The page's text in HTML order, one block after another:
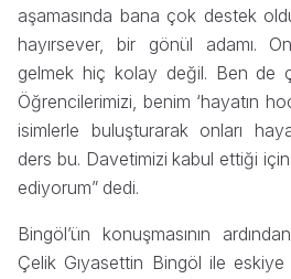
aşamasında bana çok destek
hayırsever, bir gönül adamı.
gelmek hiç kolay değil. Ben de
Öğrencilerimizi, benim ‘hayatın
isimlerle buluşturarak onları
ders bu. Davetimizi kabul ettiği
ediyorum” dedi.
Bingöl’ün konuşmasının
Çelik Gıyasettin Bingöl ile